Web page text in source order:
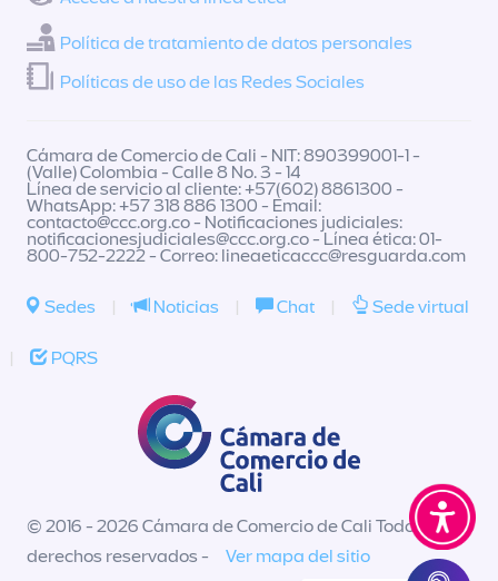
Política de tratamiento de datos personales
Políticas de uso de las Redes Sociales
Cámara de Comercio de Cali - NIT: 890399001-1 -
(Valle) Colombia - Calle 8 No. 3 - 14
Línea de servicio al cliente: +57(602) 8861300 -
WhatsApp: +57 318 886 1300 - Email:
contacto@ccc.org.co- Notificaciones judiciales:
notificacionesjudiciales@ccc.org.co- Línea ética: 01-
800-752-2222 - Correo: lineaeticaccc@resguarda.com
Sedes | Noticias | Chat | Sede virtual
| PQRS
© 2016 - 2026 Cámara de Comercio de Cali Todos los
derechos reservados -
Ver mapa del sitio